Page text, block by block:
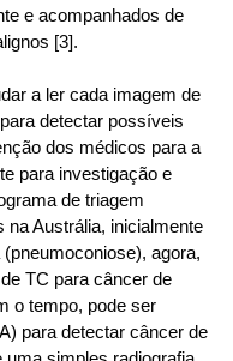
e acompanhados de
[3].
a ler cada imagem de
detectar possíveis
dos médicos para a
para investigação e
de triagem
na Austrália, inicialmente
agora,
TC para câncer de
o tempo, pode ser
para detectar câncer de